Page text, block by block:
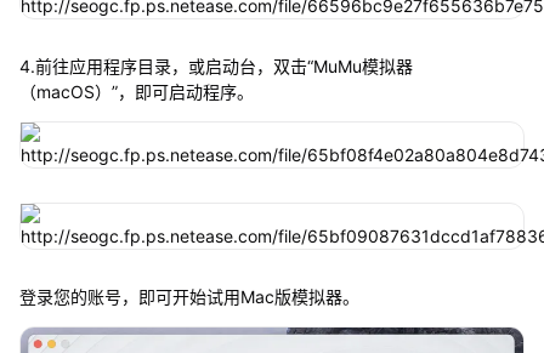
4.前往应用程序目录，或启动台，双击“MuMu模拟器
（macOS）”，即可启动程序。
登录您的账号，即可开始试用Mac版模拟器。